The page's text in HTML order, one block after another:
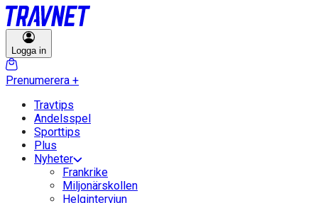
Logga in
Prenumerera +
Travtips
Andelsspel
Sporttips
Plus
Nyheter
Frankrike
Miljonärskollen
Helgintervjun